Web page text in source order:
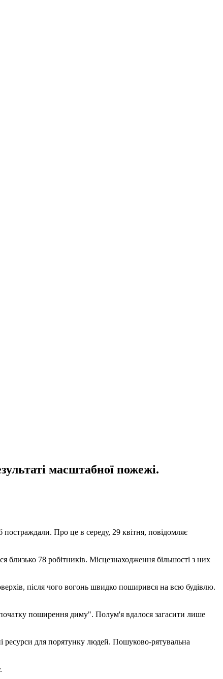
масштабної пожежі.
постраждали. Про це в середу, 29 квітня, повідомляє
78 робітників. Місцезнаходження більшості з них
після чого вогонь швидко поширився на всю будівлю.
поширення диму". Полум'я вдалося загасити лише
ресурси для порятунку людей. Пошуково-рятувальна